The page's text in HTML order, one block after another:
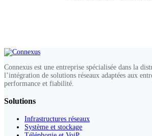
Connexus est une entreprise spécialisée dans la
l’intégration de solutions réseaux adaptées aux
performance et fiabilité.
Solutions
Infrastructures réseaux
Système et stockage